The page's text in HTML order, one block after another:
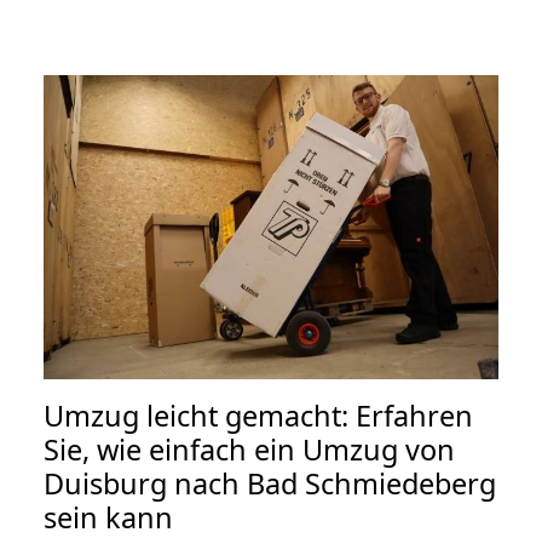
Umzug leicht gemacht: Erfahren
Sie, wie einfach ein Umzug von
Duisburg nach Bad Schmiedeberg
sein kann